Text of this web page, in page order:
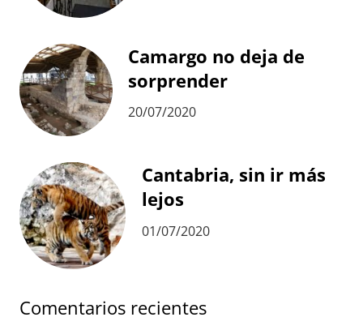
Camargo no deja de
sorprender
20/07/2020
Cantabria, sin ir más
lejos
01/07/2020
Comentarios recientes